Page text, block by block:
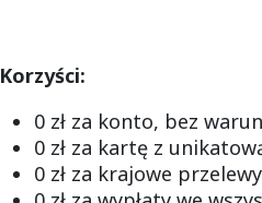
Korzyści:
0 zł za konto, bez
0 zł za kartę z
0 zł za krajowe